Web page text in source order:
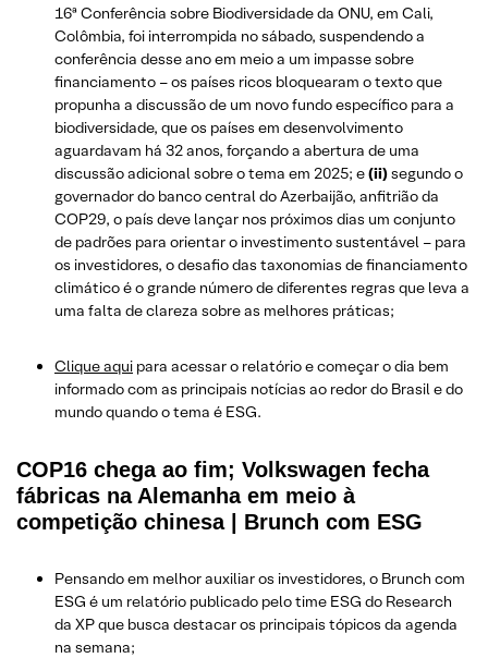
16ª Conferência sobre Biodiversidade da ONU, em Cali,
Colômbia, foi interrompida no sábado, suspendendo a
conferência desse ano em meio a um impasse sobre
financiamento – os países ricos bloquearam o texto que
propunha a discussão de um novo fundo específico para a
biodiversidade, que os países em desenvolvimento
aguardavam há 32 anos, forçando a abertura de uma
discussão adicional sobre o tema em 2025; e(ii)segundo o
governador do banco central do Azerbaijão, anfitrião da
COP29, o país deve lançar nos próximos dias um conjunto
de padrões para orientar o investimento sustentável – para
os investidores, o desafio das taxonomias de financiamento
climático é o grande número de diferentes regras que leva a
uma falta de clareza sobre as melhores práticas;
Clique aqui para acessar o relatório e começar o dia bem
informado com as principais notícias ao redor do Brasil e do
mundo quando o tema é ESG.
COP16 chega ao fim; Volkswagen fecha
fábricas na Alemanha em meio à
competição chinesa | Brunch com ESG
Pensando em melhor auxiliar os investidores, o Brunch com
ESG é um relatório publicado pelo time ESG do Research
da XP que busca destacar os principais tópicos da agenda
na semana;